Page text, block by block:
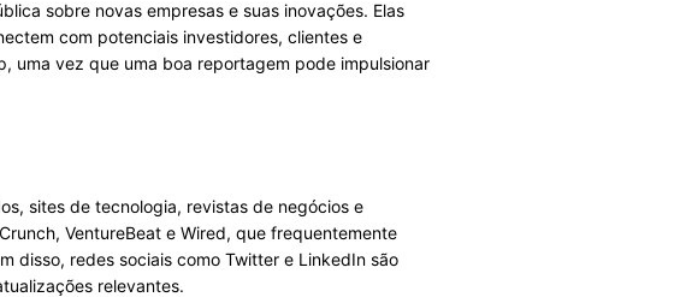
sobre novas empresas e suas inovações. Elas
com potenciais investidores, clientes e
uma vez que uma boa reportagem pode impulsionar
sites de tecnologia, revistas de negócios e
VentureBeat e Wired, que frequentemente
disso, redes sociais como Twitter e LinkedIn são
relevantes.